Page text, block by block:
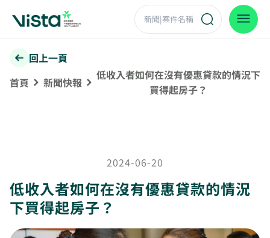
回上一頁
首頁
新聞快報
低收入者如何在沒有優惠貸款的情況下
買得起房子？
2024-06-20
低收入者如何在沒有優惠貸款的情況
下買得起房子？